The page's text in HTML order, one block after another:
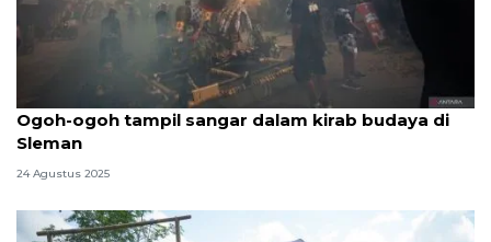
Ogoh-ogoh tampil sangar dalam kirab budaya di
Sleman
24 Agustus 2025